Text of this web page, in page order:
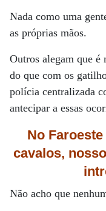
Nada como uma
as próprias mãos.
Outros alegam que é
do que com os
polícia centralizada
antecipar a essas
No
cavalos,
Não acho que